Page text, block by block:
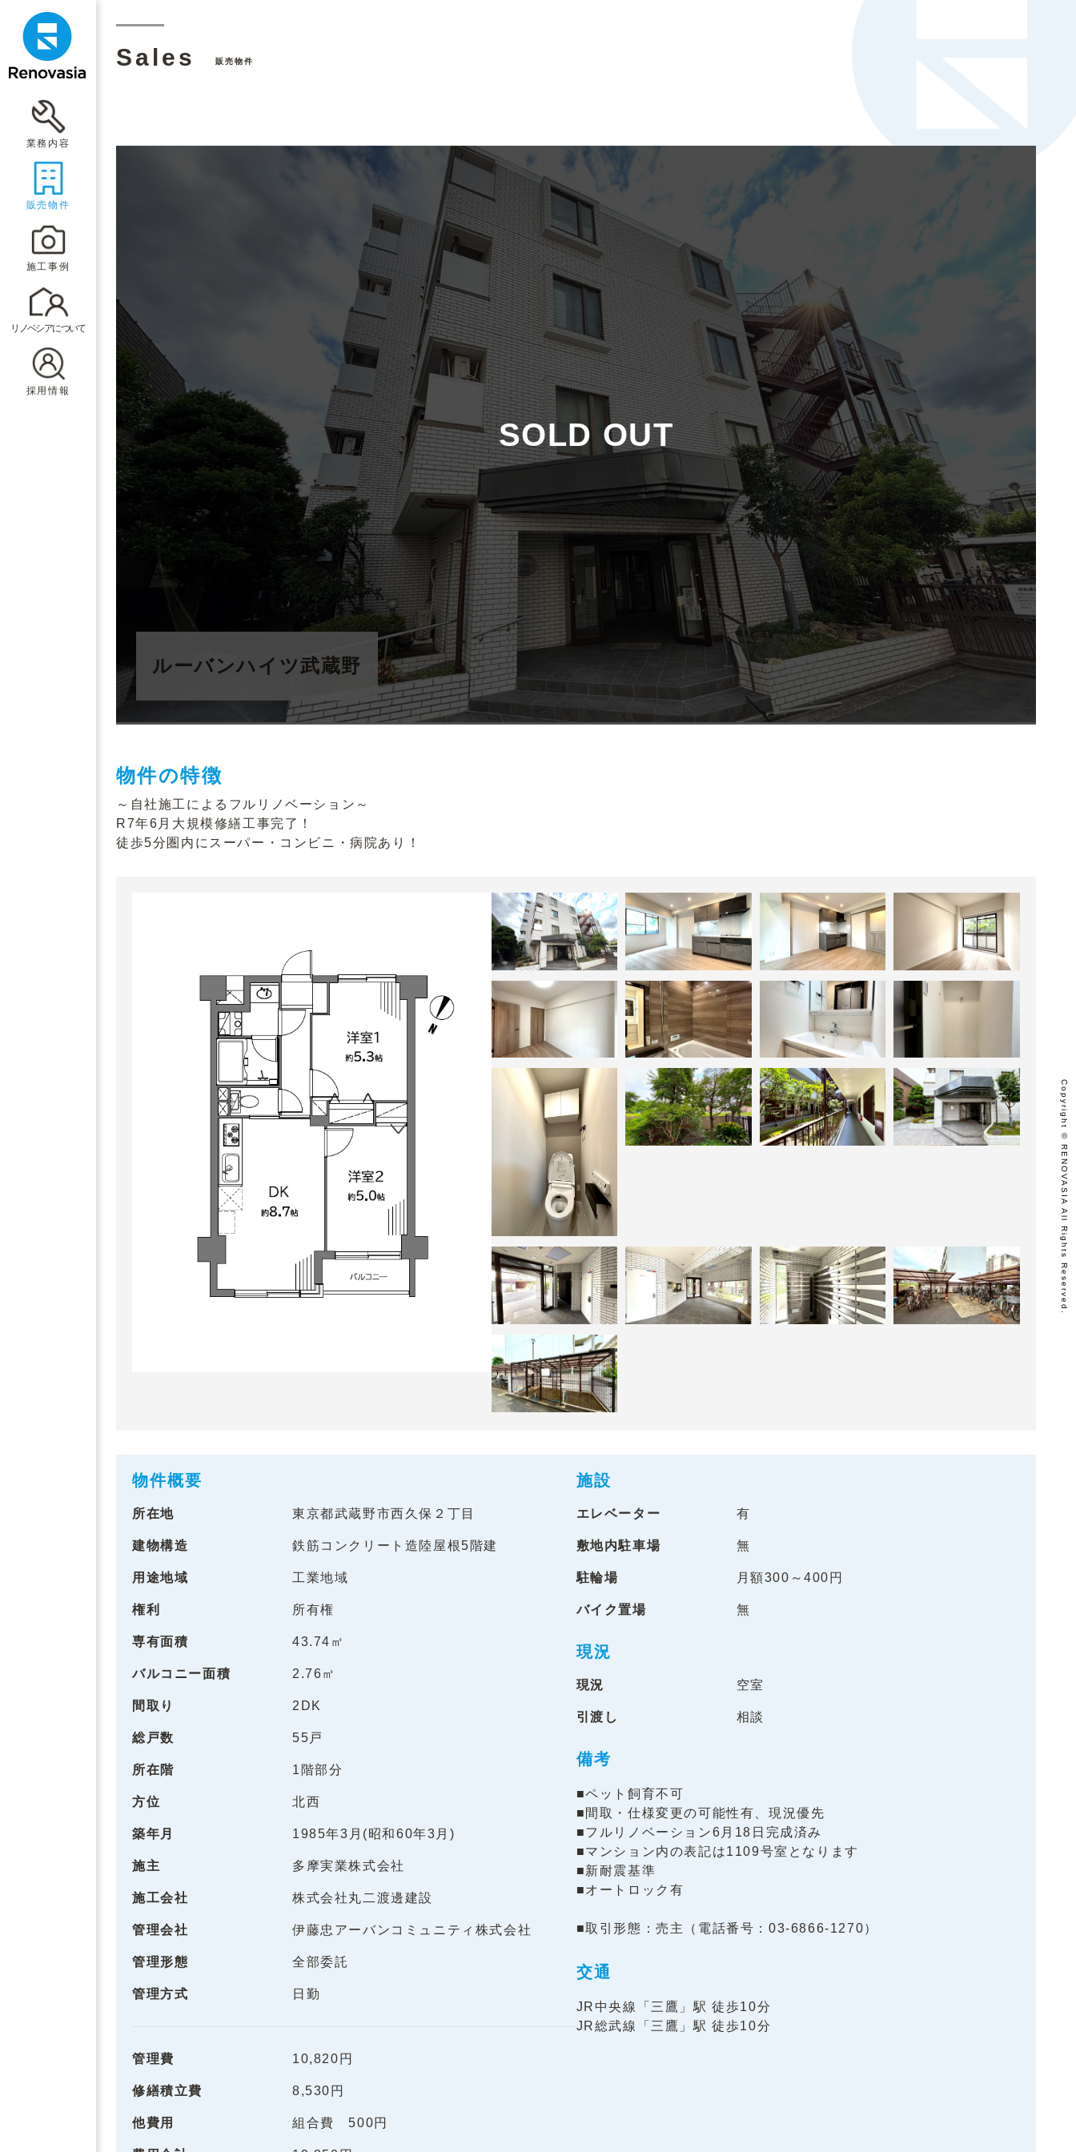
業務内容
販売物件
施工事例
リノベシアについて
採用情報
Sales 販売物件
ルーバンハイツ武蔵野
SOLD OUT
物件の特徴
～自社施工によるフルリノベーション～
R7年6月大規模修繕工事完了！
徒歩5分圏内にスーパー・コンビニ・病院あり！
物件概要
所在地 東京都武蔵野市西久保２丁目
建物構造 鉄筋コンクリート造陸屋根5階建
用途地域 工業地域
権利 所有権
専有面積 43.74㎡
バルコニー面積 2.76㎡
間取り 2DK
総戸数 55戸
所在階 1階部分
方位 北西
築年月 1985年3月(昭和60年3月)
施主 多摩実業株式会社
施工会社 株式会社丸二渡邊建設
管理会社 伊藤忠アーバンコミュニティ株式会社
管理形態 全部委託
管理方式 日勤
管理費 10,820円
修繕積立費 8,530円
他費用 組合費 500円
施設
エレベーター 有
敷地内駐車場 無
駐輪場 月額300～400円
バイク置場 無
現況
現況 空室
引渡し 相談
備考
■ペット飼育不可
■間取・仕様変更の可能性有、現況優先
■フルリノベーション6月18日完成済み
■マンション内の表記は1109号室となります
■新耐震基準
■オートロック有
■取引形態：売主（電話番号：03-6866-1270）
交通
JR中央線「三鷹」駅 徒歩10分
JR総武線「三鷹」駅 徒歩10分
Copyright © RENOVASIA All Rights Reserved.